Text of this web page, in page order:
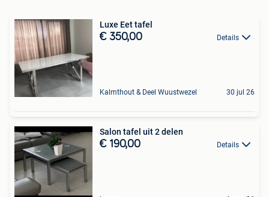
Luxe Eet tafel
€ 350,00 Details
Kalmthout & Deel Wuustwezel 30 jul 26
Salon tafel uit 2 delen
€ 190,00 Details